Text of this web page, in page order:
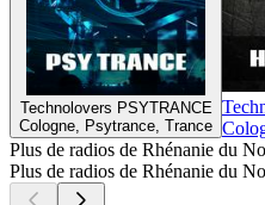
Technolovers PSYTRANCE
Cologne, Psytrance, Trance
Plus de radios de Rhénanie du
Plus de radios de Rhénanie du